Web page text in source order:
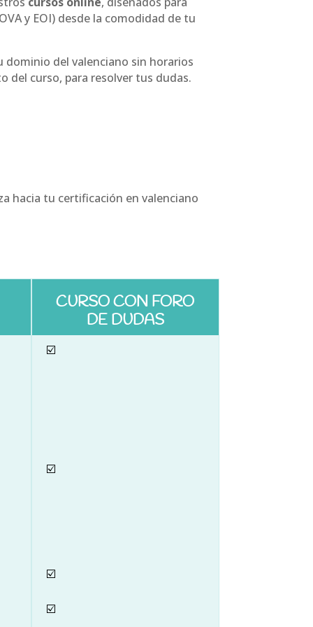
y EOI) desde la comodidad de tu
dominio del valenciano sin horarios
del curso, para resolver tus dudas.
hacia tu certificación en valenciano
CURSO CON FORO
DE DUDAS
☑️
☑️
☑️
☑️